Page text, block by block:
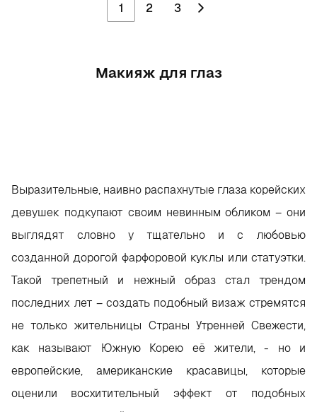
1
2 3
Макияж для глаз
Выразительные, наивно распахнутые глаза корейских
девушек подкупают своим невинным обликом – они
выглядят словно у тщательно и с любовью
созданной дорогой фарфоровой куклы или статуэтки.
Такой трепетный и нежный образ стал трендом
последних лет – создать подобный визаж стремятся
не только жительницы Страны Утренней Свежести,
как называют Южную Корею её жители, - но и
европейские, американские красавицы, которые
оценили восхитительный эффект от подобных